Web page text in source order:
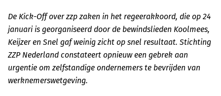
De Kick-Off over zzp zaken in het regeerakkoord, die op 24
januari is georganiseerd door de bewindslieden Koolmees,
Keijzer en Snel gaf weinig zicht op snel resultaat. Stichting
ZZP Nederland constateert opnieuw een gebrek aan
urgentie om zelfstandige ondernemers te bevrijden van
werknemerswetgeving.